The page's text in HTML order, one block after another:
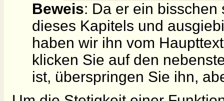
Beweis: Da er ein
dieses Kapitels und
haben wir ihn vom
klicken Sie auf den
ist, überspringen Sie ihn,